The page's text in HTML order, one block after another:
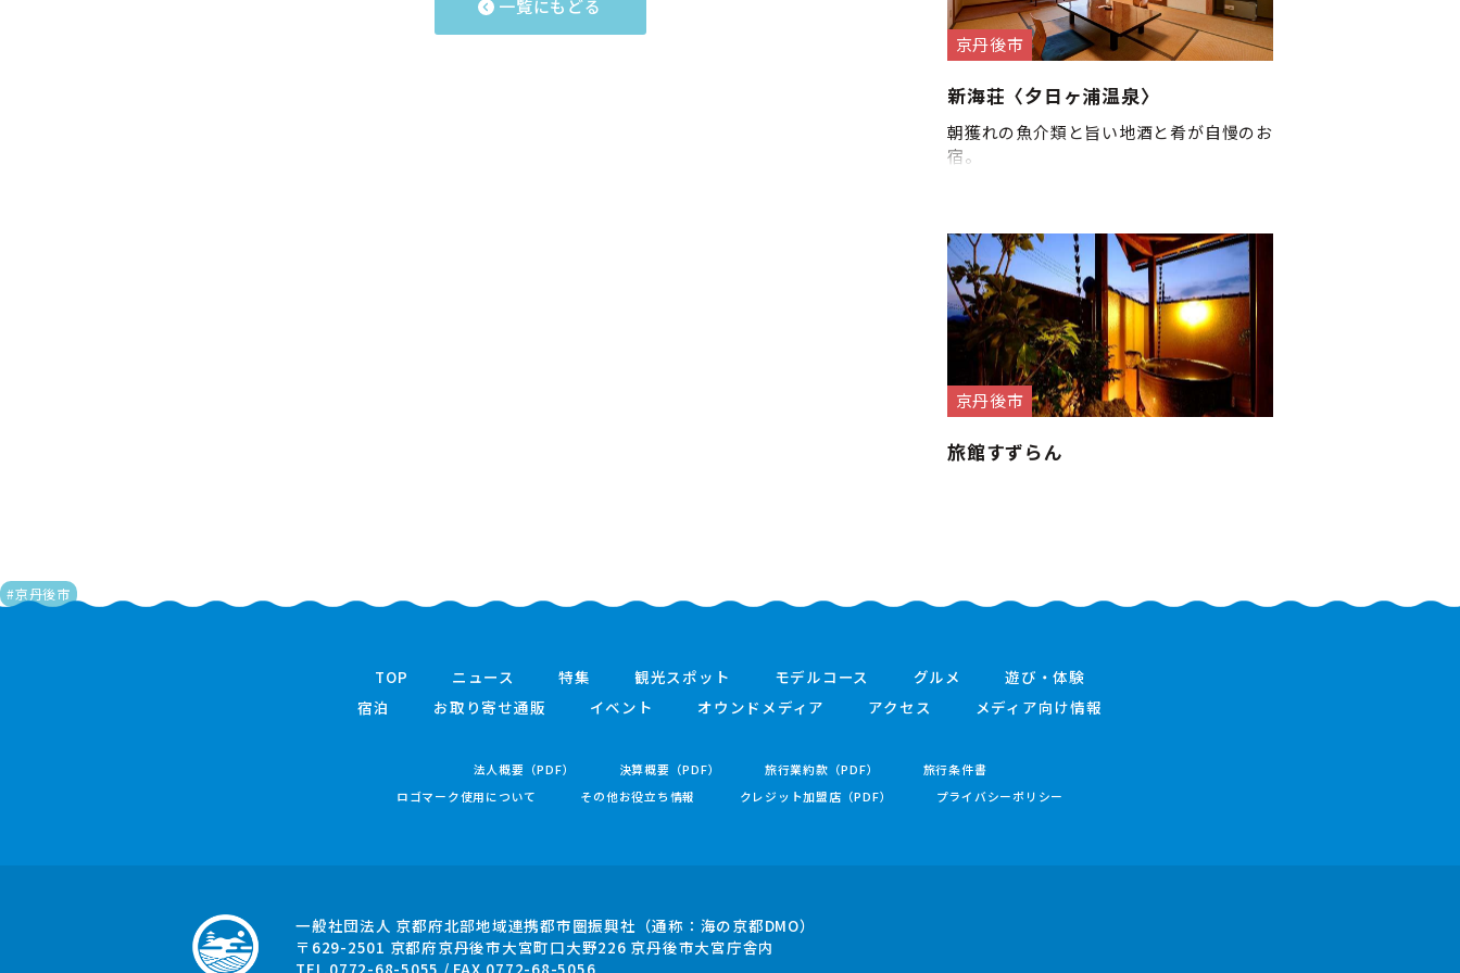
#京丹後市
一覧にもどる
京丹後市
新海荘〈夕日ヶ浦温泉〉
朝獲れの魚介類と旨い地酒と肴が自慢のお
宿。
京丹後市
旅館すずらん
TOP ニュース 特集 観光スポット モデルコース グルメ
遊び・体験
宿泊
お取り寄せ通販 イベント オウンドメディア アクセス メディア向け情報
法人概要（PDF） 決算概要（PDF） 旅行業約款（PDF）
旅行条件書
ロゴマーク使用について
その他お役立ち情報 クレジット加盟店（PDF） プライバシーポリシー
一般社団法人 京都府北部地域連携都市圏振興社 （通称：海の京都DMO）
〒629-2501 京都府京丹後市大宮町口大野226 京丹後市大宮庁舎内
TEL.0772-68-5055 / FAX.0772-68-5056